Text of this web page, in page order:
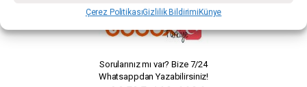
Çerez PolitikasıGizlilik BildirimiKünye
Sorularınız mı var? Bize 7/24
Whatsappdan Yazabilirsiniz!